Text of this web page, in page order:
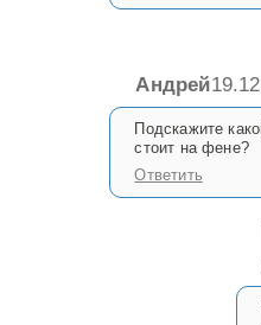
Андрей
Подскажите
стоит на фене?
Ответить